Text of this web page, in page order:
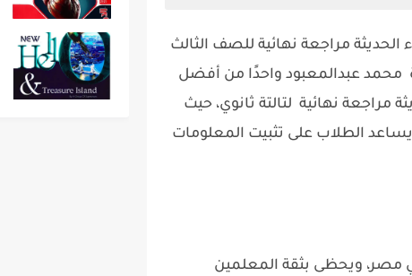
مراجعة نهائية للصف الثالث
الدراسي 2024/2025. تُعد مذكرة محمد عبدالمعبود واحدًا من أفضل
مراجعة نهائية لتالتة ثانوي، حيث
الطلاب على تثبيت المعلومات
مصر، ويحظى بثقة المعلمين